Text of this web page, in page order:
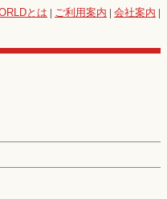
とは | ご利用案内 | 会社案内 |